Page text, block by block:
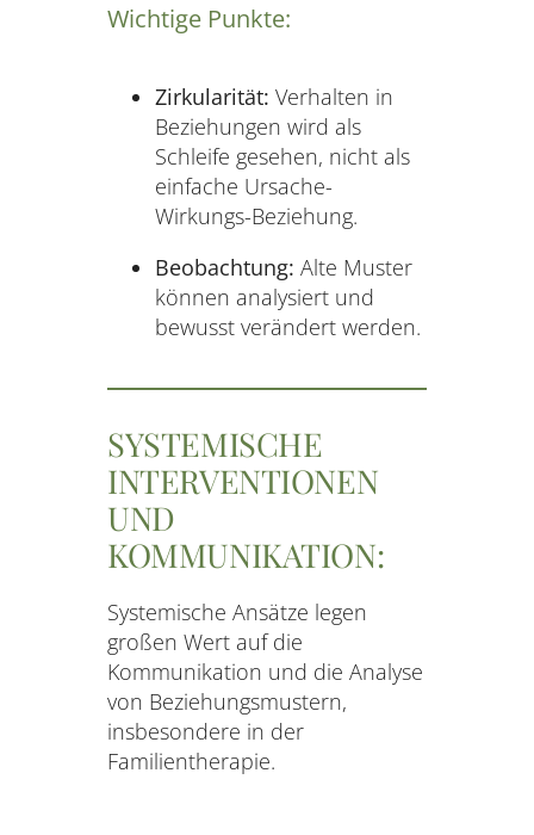
Wichtige Punkte:
Zirkularität: Verhalten in
Beziehungen wird als
Schleife gesehen, nicht als
einfache Ursache-
Wirkungs-Beziehung.
Beobachtung: Alte Muster
können analysiert und
bewusst verändert werden.
SYSTEMISCHE
INTERVENTIONEN
UND
KOMMUNIKATION:
Systemische Ansätze legen
großen Wert auf die
Kommunikation und die Analyse
von Beziehungsmustern,
insbesondere in der
Familientherapie.